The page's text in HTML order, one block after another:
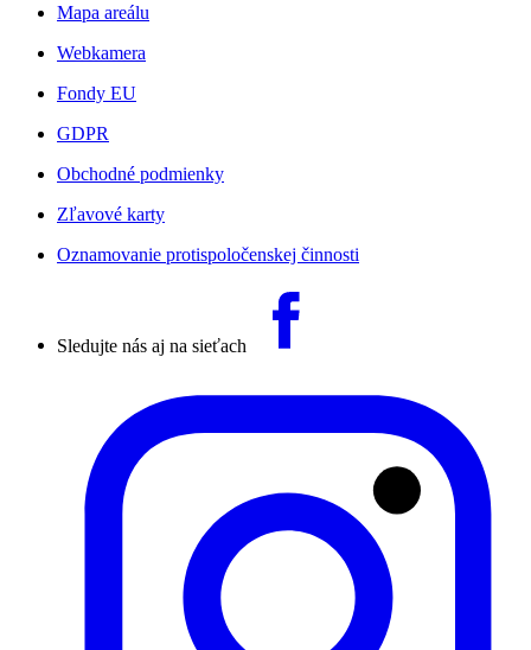
Mapa areálu
Webkamera
Fondy EU
GDPR
Obchodné podmienky
Zľavové karty
Oznamovanie protispoločenskej činnosti
Sledujte nás aj na sieťach